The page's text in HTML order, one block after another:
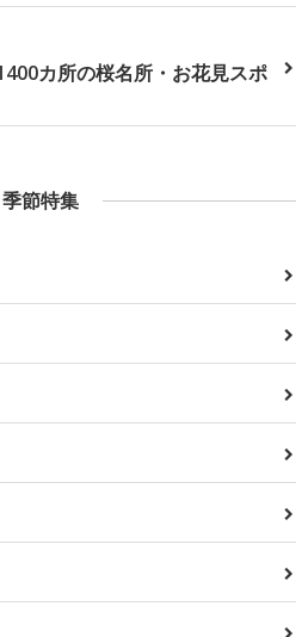
カ所の桜名所・お花見スポ
季節特集